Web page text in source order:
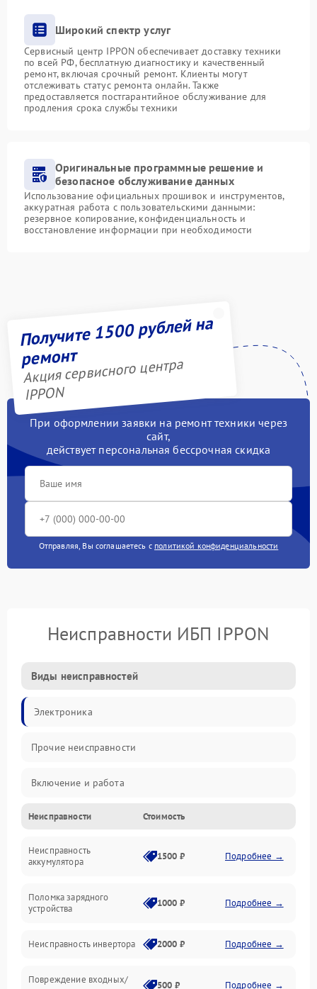
Широкий спектр услуг
Сервисный центр IPPON обеспечивает доставку техники
по всей РФ, бесплатную диагностику и качественный
ремонт, включая срочный ремонт. Клиенты могут
отслеживать статус ремонта онлайн. Также
предоставляется постгарантийное обслуживание для
продления срока службы техники
Оригинальные программные решение и
безопасное обслуживание данных
Использование официальных прошивок и инструментов,
аккуратная работа с пользовательскими данными:
резервное копирование, конфиденциальность и
восстановление информации при необходимости
Получите 1500 рублей на
ремонт
Акция сервисного центра
IPPON
При оформлении заявки на ремонт техники через
сайт,
действует персональная бессрочная скидка
Отправляя, Вы соглашаетесь с политикой конфиденциальности
Неисправности ИБП IPPON
Виды неисправностей
Электроника
Прочие неисправности
Включение и работа
Работа с нагрузкой
Звук и индикация
Неисправности Стоимость
Неисправность
аккумулятора
1500 ₽ Подробнее →
Поломка зарядного
устройства
1000 ₽ Подробнее →
Неисправность инвертора 2000 ₽ Подробнее →
Повреждение входных/
500 ₽ Подробнее →